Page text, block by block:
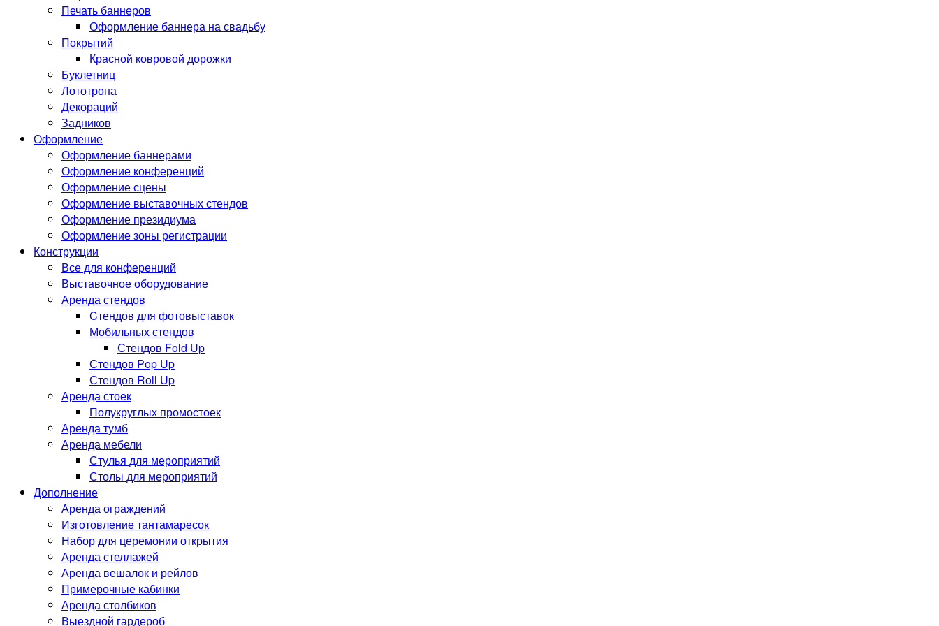
Печать баннеров
Оформление баннера на свадьбу
Покрытий
Красной ковровой дорожки
Буклетниц
Лототрона
Декораций
Задников
Оформление
Оформление баннерами
Оформление конференций
Оформление сцены
Оформление выставочных стендов
Оформление президиума
Оформление зоны регистрации
Конструкции
Все для конференций
Выставочное оборудование
Аренда стендов
Cтендов для фотовыставок
Мобильных стендов
Стендов Fold Up
Стендов Pop Up
Стендов Roll Up
Аренда стоек
Полукруглых промостоек
Аренда тумб
Аренда мебели
Стулья для мероприятий
Столы для мероприятий
Дополнение
Аренда ограждений
Изготовление тантамаресок
Набор для церемонии открытия
Аренда стеллажей
Аренда вешалок и рейлов
Примерочные кабинки
Аренда столбиков
Выездной гардероб